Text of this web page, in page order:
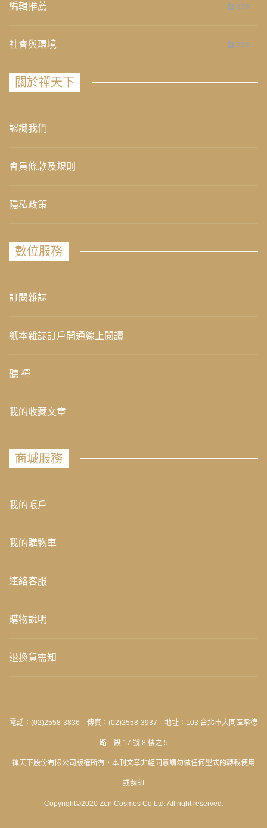
編輯推薦 236
社會與環境 235
關於禪天下
認識我們
會員條款及規則
隱私政策
數位服務
訂閱雜誌
紙本雜誌訂戶開通線上閱讀
聽 禪
我的收藏文章
商城服務
我的帳戶
我的購物車
連絡客服
購物說明
退換貨需知
電話：(02)2558-3836 傳真：(02)2558-3937 地址：103 台北市大同區承德
路一段 17 號 8 樓之 5
禪天下股份有限公司版權所有‧本刊文章非經同意請勿做任何型式的轉載使用
或翻印
Copyright©2020 Zen Cosmos Co Ltd. All right reserved.